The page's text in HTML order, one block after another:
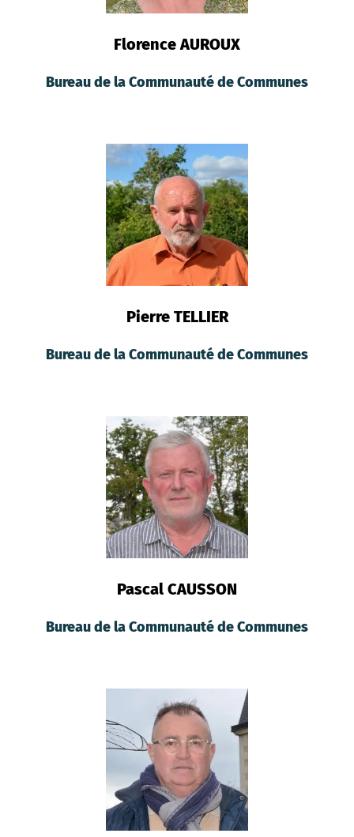
Florence AUROUX
Bureau de la Communauté de Communes
Pierre TELLIER
Bureau de la Communauté de Communes
Pascal CAUSSON
Bureau de la Communauté de Communes